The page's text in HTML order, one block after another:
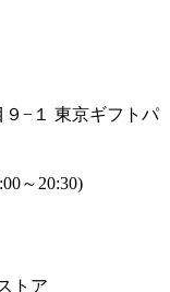
９−１ 東京ギフトパ
～20:30)
トア